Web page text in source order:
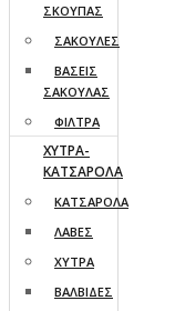
ΣΚΟΥΠΑΣ
ΣΑΚΟΥΛΕΣ
ΒΑΣΕΙΣ
ΣΑΚΟΥΛΑΣ
ΦΙΛΤΡΑ
ΧΥΤΡΑ-
ΚΑΤΣΑΡΟΛΑ
ΚΑΤΣΑΡΟΛΑ
ΛΑΒΕΣ
ΧΥΤΡΑ
ΒΑΛΒΙΔΕΣ